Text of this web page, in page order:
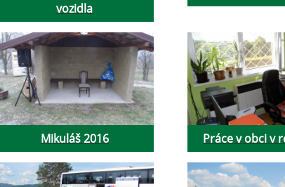
vozidla
Mikuláš 2016 Práce v obci v